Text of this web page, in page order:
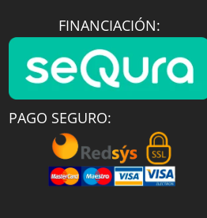
FINANCIACIÓN:
PAGO SEGURO: